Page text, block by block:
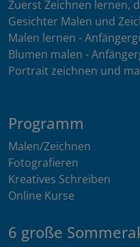
Zuerst Zeichnen lernen,
Gesichter Malen und
Malen lernen -
Blumen malen -
Portrait zeichnen und
Programm
Malen/Zeichnen
Fotografieren
Kreatives Schreiben
Online Kurse
6 große